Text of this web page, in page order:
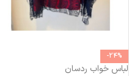
-24%
لباس خواب ردسان